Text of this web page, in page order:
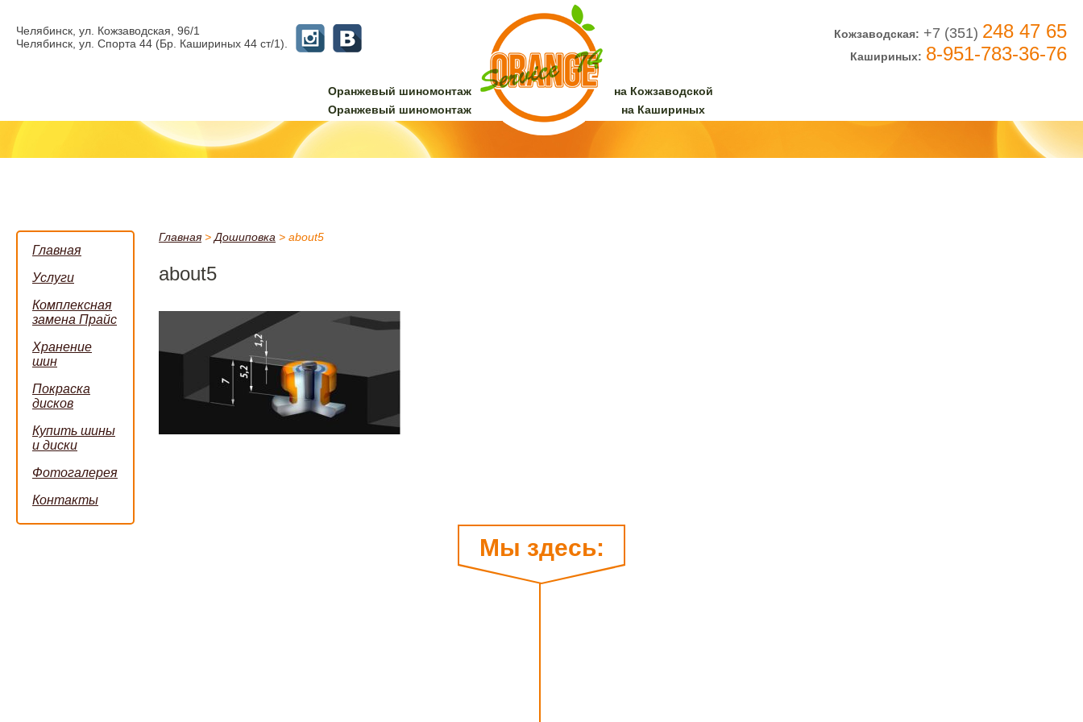
Челябинск, ул. Кожзаводская, 96/1
Челябинск, ул. Спорта 44 (Бр. Кашириных 44 ст/1).
Оранжевый шиномонтаж
Оранжевый шиномонтаж
на Кожзаводской
на Кашириных
Кожзаводская: +7 (351) 248 47 65
Кашириных: 8-951-783-36-76
Главная
Услуги
Комплексная
замена Прайс
Хранение
шин
Покраска
дисков
Купить шины
и диски
Фотогалерея
Контакты
Главная> Дошиповка > about5
about5
Мы здесь: